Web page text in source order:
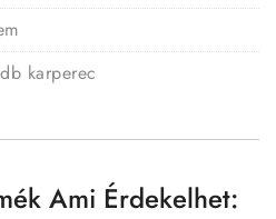
karperec
Ami Érdekelhet: